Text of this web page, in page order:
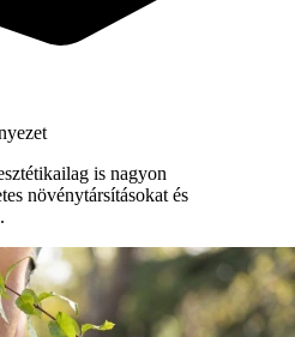
is nagyon
növénytársításokat és